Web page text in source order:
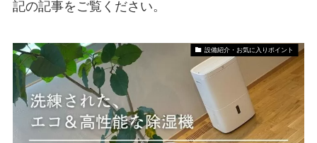
記の記事をご覧ください。
設備紹介・お気に入りポイント